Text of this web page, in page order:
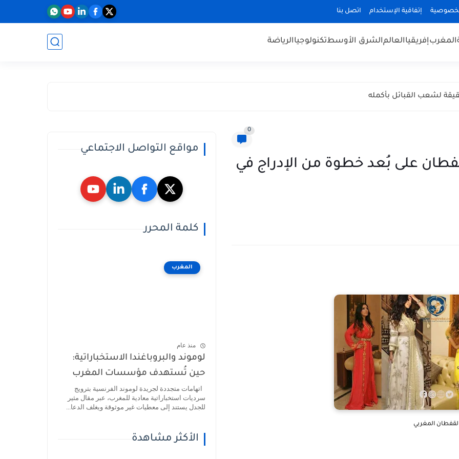
إتفاقية الإستخدام اتصل بنا
المغربإفريقياالعالمالشرق الأوسطتكنولوجياالرياضة
لشعب القبائل بأكمله
0
على بُعد خطوة من الإدراج في
المغربي
مواقع التواصل الاجتماعي
كلمة المحرر
المغرب
منذ عام
لوموند والبروباغندا الاستخباراتية:
حين تُستهدف مؤسسات المغرب
اتهامات متجددة لجريدة لوموند الفرنسية بترويج
سرديات استخباراتية معادية للمغرب، عبر مقال مثير
للجدل يستند إلى معطيات غير موثوقة ويغلف الدعا...
الأكثر مشاهدة